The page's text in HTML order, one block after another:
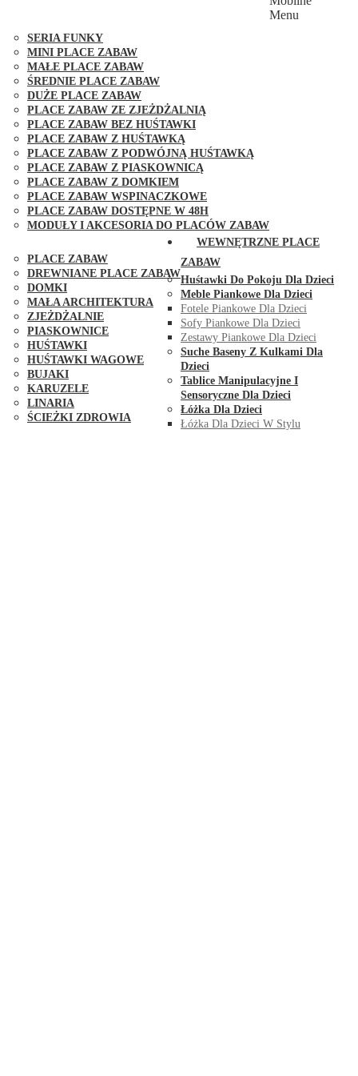
SERIA FUNKY
MINI PLACE ZABAW
MAŁE PLACE ZABAW
ŚREDNIE PLACE ZABAW
DUŻE PLACE ZABAW
PLACE ZABAW ZE ZJEŻDŻALNIĄ
PLACE ZABAW BEZ HUŚTAWKI
PLACE ZABAW Z HUŚTAWKĄ
PLACE ZABAW Z PODWÓJNĄ HUŚTAWKĄ
PLACE ZABAW Z PIASKOWNICĄ
PLACE ZABAW Z DOMKIEM
PLACE ZABAW WSPINACZKOWE
PLACE ZABAW DOSTĘPNE W 48H
MODUŁY I AKCESORIA DO PLACÓW ZABAW
PLACE ZABAW
DREWNIANE PLACE ZABAW
DOMKI
MAŁA ARCHITEKTURA
ZJEŻDŻALNIE
PIASKOWNICE
HUŚTAWKI
HUŚTAWKI WAGOWE
BUJAKI
KARUZELE
LINARIA
ŚCIEŻKI ZDROWIA
Menu
WEWNĘTRZNE PLACE
ZABAW
Huśtawki Do Pokoju Dla Dzieci
Meble Piankowe Dla Dzieci
Fotele Piankowe Dla Dzieci
Sofy Piankowe Dla Dzieci
Zestawy Piankowe Dla Dzieci
Suche Baseny Z Kulkami Dla
Dzieci
Tablice Manipulacyjne I
Sensoryczne Dla Dzieci
Łóżka Dla Dzieci
Łóżka Dla Dzieci W Stylu